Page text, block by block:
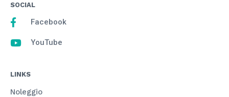
SOCIAL
Facebook
YouTube
LINKS
Noleggio